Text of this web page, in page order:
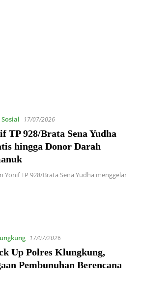
Sosial 17/07/2026
TP 928/Brata Sena Yudha
hingga Donor Darah
Yonif TP 928/Brata Sena Yudha menggelar
17/07/2026
Up Polres Klungkung,
Pembunuhan Berencana